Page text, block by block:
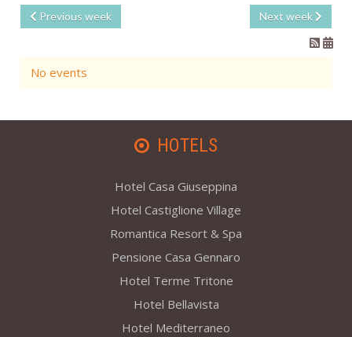
Previous week Next week
No events
HOTELS
Hotel Casa Giuseppina
Hotel Castiglione Village
Romantica Resort & Spa
Pensione Casa Gennaro
Hotel Terme Tritone
Hotel Bellavista
Hotel Mediterraneo